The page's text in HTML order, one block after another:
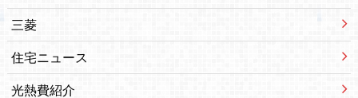
三菱
住宅ニュース
光熱費紹介